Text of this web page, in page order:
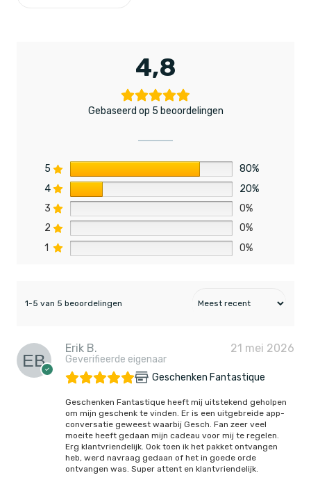
4,8
Gebaseerd op 5 beoordelingen
5
80%
4
20%
3
0%
2
0%
1
0%
1-5 van 5 beoordelingen
Erik B.
Geverifieerde eigenaar
21 mei 2026
Geschenken Fantastique
Geschenken Fantastique heeft mij uitstekend geholpen
om mijn geschenk te vinden. Er is een uitgebreide app-
conversatie geweest waarbij Gesch. Fan zeer veel
moeite heeft gedaan mijn cadeau voor mij te regelen.
Erg klantvriendelijk. Ook toen ik het pakket ontvangen
heb, werd navraag gedaan of het in goede orde
ontvangen was. Super attent en klantvriendelijk.